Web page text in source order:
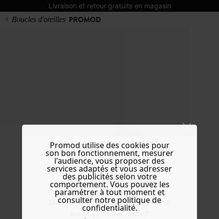
Livraison et retour gratuits en magasin
Do you want to be redirected to
www.promod.com ?
Boucles d'oreilles
Promod utilise des cookies pour
son bon fonctionnement, mesurer
l'audience, vous proposer des
services adaptés et vous adresser
des publicités selon votre
comportement. Vous pouvez les
paramétrer à tout moment et
consulter notre politique de
confidentialité.